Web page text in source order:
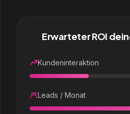
Erwarteter ROI
Kundeninteraktion
Leads / Monat